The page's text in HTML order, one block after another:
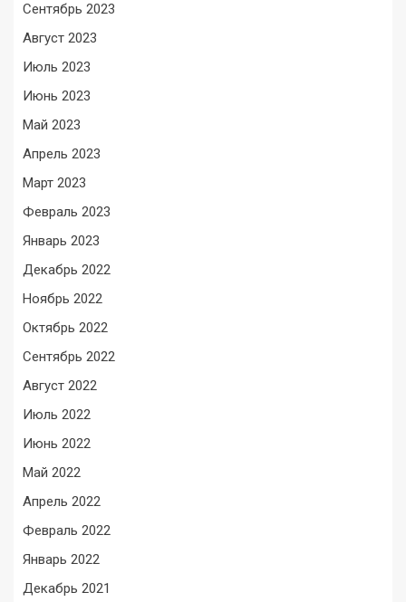
Сентябрь 2023
Август 2023
Июль 2023
Июнь 2023
Май 2023
Апрель 2023
Март 2023
Февраль 2023
Январь 2023
Декабрь 2022
Ноябрь 2022
Октябрь 2022
Сентябрь 2022
Август 2022
Июль 2022
Июнь 2022
Май 2022
Апрель 2022
Февраль 2022
Январь 2022
Декабрь 2021